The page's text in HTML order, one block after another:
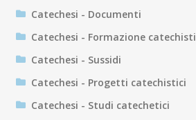
Catechesi - Documenti
Catechesi - Formazione catechisti
Catechesi - Sussidi
Catechesi - Progetti catechistici
Catechesi - Studi catechetici